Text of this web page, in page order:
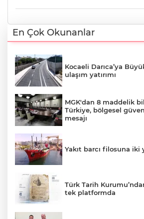
En Çok Okunanlar
Kocaeli Darıca’ya
ulaşım yatırımı
MGK'dan 8 maddelik
Türkiye, bölgesel
mesajı
Yakıt barcı filosuna iki
Türk Tarih
tek platformda